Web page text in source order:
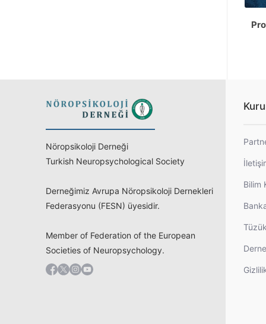
Nöropsikoloji Derneği
Turkish Neuropsychological Society
Derneğimiz Avrupa Nöropsikoloji Dernekleri
Federasyonu (FESN) üyesidir.
Member of Federation of the European
Societies of Neuropsychology.
Bilim
Tüzük